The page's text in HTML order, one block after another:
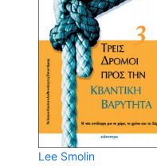
Lee Smolin